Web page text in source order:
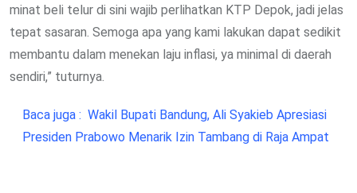
minat beli telur di sini wajib perlihatkan KTP Depok, jadi jelas
tepat sasaran. Semoga apa yang kami lakukan dapat sedikit
membantu dalam menekan laju inflasi, ya minimal di daerah
sendiri,” tuturnya.
Baca juga : Wakil Bupati Bandung, Ali Syakieb Apresiasi
Presiden Prabowo Menarik Izin Tambang di Raja Ampat